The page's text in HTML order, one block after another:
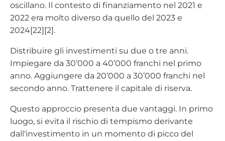
oscillano. Il contesto di finanziamento nel 2021 e
2022 era molto diverso da quello del 2023 e
2024[22][2].
Distribuire gli investimenti su due o tre anni.
Impiegare da 30’000 a 40’000 franchi nel primo
anno. Aggiungere da 20’000 a 30’000 franchi nel
secondo anno. Trattenere il capitale di riserva.
Questo approccio presenta due vantaggi. In primo
luogo, si evita il rischio di tempismo derivante
dall'investimento in un momento di picco del